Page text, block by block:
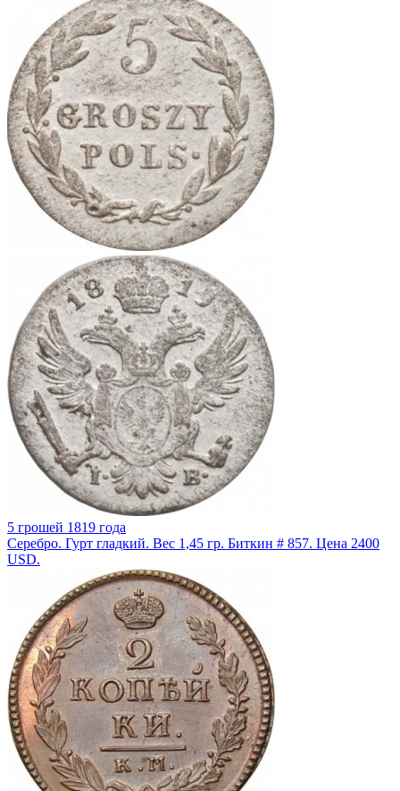
5 грошей 1819 года
Серебро. Гурт гладкий. Вес 1,45 гр. Биткин # 857. Цена 2400
USD.